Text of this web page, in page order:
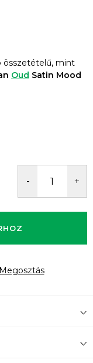
összetételű, mint
Oud Satin Mood
Megosztás